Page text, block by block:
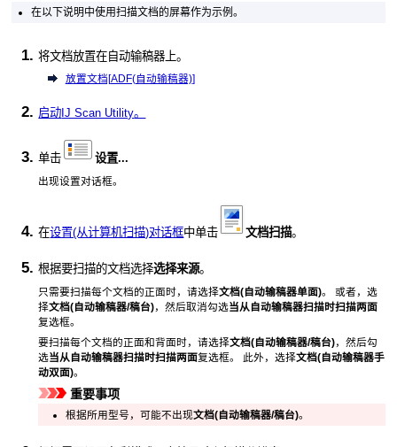
在以下说明中使用扫描文档的屏幕作为示例。
将文档放置在自动输稿器 上。
放置文档[ADF(自动输稿器)]
启动 IJ Scan Utility。
单击 设置...
出现设置对话框。
在设置(从计算机扫描)对话框中单击 文档扫描。
根据要扫描的文档选择选择来源。
只需要扫描每个文档的正面时，请选择文档(自动输稿器单面)。
或者，选
择文档(自动输稿器/稿台)，然后取消勾选当从自动输稿器扫描时扫描两面
复选框。
要扫描每个文档的正面和背面时，请选择文档(自动输稿器/稿台)，然后勾
选当从自动输稿器扫描时扫描两面复选框。 此外，选择文档(自动输稿器手
动双面)。
重要事项
根据所用型号，可能不出现文档(自动输稿器/稿台)。